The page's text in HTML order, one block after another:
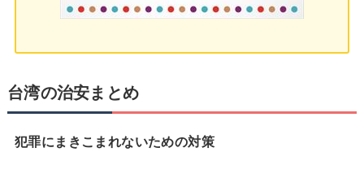
台湾の治安まとめ
犯罪にまきこまれないための対策